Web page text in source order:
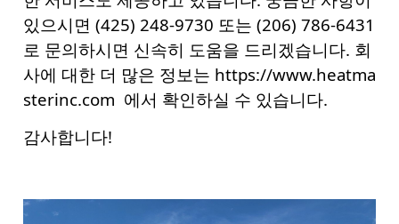
있으시면 (425) 248-9730 또는 (206) 786-6431
로 문의하시면 신속히 도움을 드리겠습니다. 회
사에 대한 더 많은 정보는 https://www.heatma
sterinc.com 에서 확인하실 수 있습니다.
감사합니다!